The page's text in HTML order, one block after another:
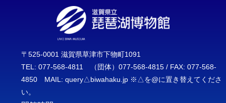
〒525-0001 滋賀県草津市下物町1091
TEL: 077-568-4811 （団体）077-568-4815 / FAX: 077-568-
4850 MAIL: query△biwahaku.jp ※△を@に置き替えてくださ
い。